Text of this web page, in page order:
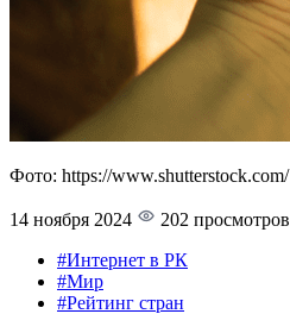
Фото: https://www.shutterstock.com/
14 ноября 2024
202 просмотров
#Интернет в РК
#Мир
#Рейтинг стран